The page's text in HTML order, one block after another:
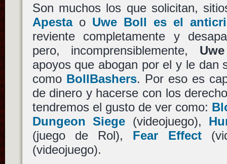
Son muchos los que solicitan,
Apestao Uwe Boll es el
reviente completamente y
pero, incomprensiblemente, Uwe
apoyos que abogan por el y le dan
como BollBashers. Por eso es
de dinero y hacerse con los
tendremos el gusto de ver como:
Dungeon Siege (videojuego),
(juego de Rol), Fear Effect
(videojuego).